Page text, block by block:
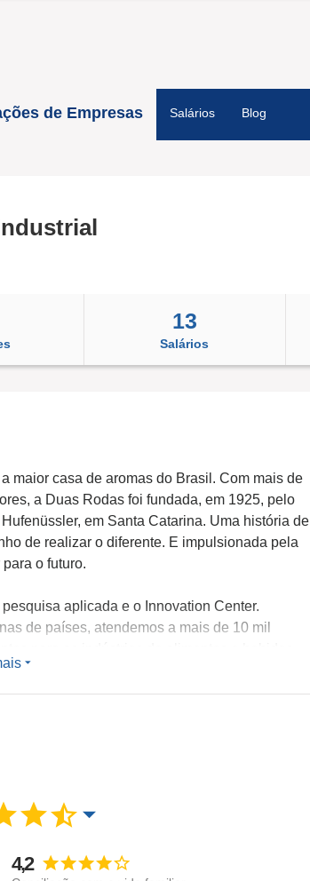
de Empresas Salários Blog
13
Salários
maior casa de aromas do Brasil. Com mais de
a Duas Rodas foi fundada, em 1925, pelo
em Santa Catarina. Uma história de
de realizar o diferente. E impulsionada pela
o futuro.
aplicada e o Innovation Center.
de países, atendemos a mais de 10 mil
aditivos, chocolates, extratos, desidratados,
nutrição animal.
4,2